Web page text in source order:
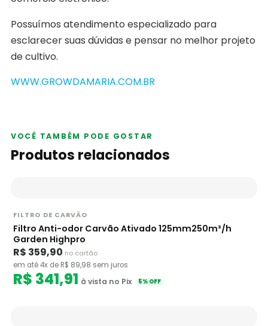
Possuímos atendimento especializado para
esclarecer suas dúvidas e pensar no melhor projeto
de cultivo.
WWW.GROWDAMARIA.COM.BR
VOCÊ TAMBÉM PODE GOSTAR
Produtos relacionados
FILTRO DE CARVÃO
Filtro Anti-odor Carvão Ativado 125mm250m³/h
Garden Highpro
R$ 359,90 no cartão
em até 4x de R$ 89,98 sem juros
R$ 341,91 à vista no Pix 5% OFF